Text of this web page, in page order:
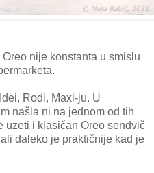
nije konstanta u smislu
Rodi, Maxi-ju. U
našla ni na jednom od tih
uzeti i klasičan Oreo sendvič
daleko je praktičnije kad je